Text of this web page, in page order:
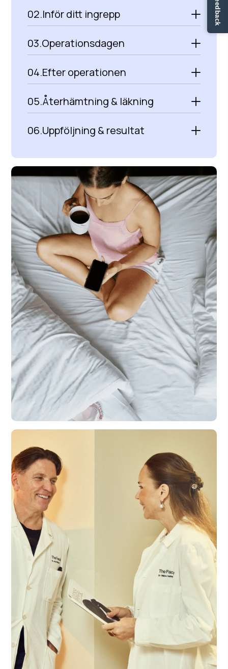
02.Inför ditt ingrepp
03.Operationsdagen
04.Efter operationen
05.Återhämtning & läkning
06.Uppföljning & resultat